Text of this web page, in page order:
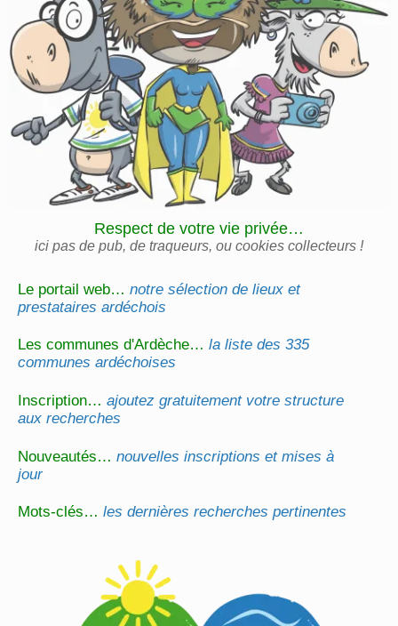
Le portail web…notre sélection de lieux et
prestataires ardéchois
Les communes d'Ardèche…la liste des 335
communes ardéchoises
Inscription…ajoutez gratuitement votre structure
aux recherches
Nouveautés…nouvelles inscriptions et mises à
jour
Mots-clés…les dernières recherches pertinentes
Respect de votre vie privée…
ici pas de pub, de traqueurs, ou cookies collecteurs !